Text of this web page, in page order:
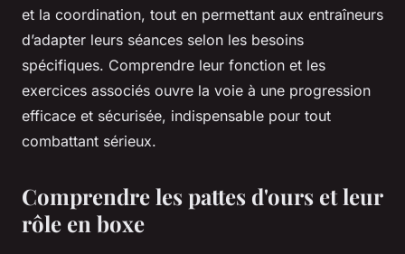
et la coordination, tout en permettant aux entraîneurs
d’adapter leurs séances selon les besoins
spécifiques. Comprendre leur fonction et les
exercices associés ouvre la voie à une progression
efficace et sécurisée, indispensable pour tout
combattant sérieux.
Comprendre les pattes d'ours et leur
rôle en boxe